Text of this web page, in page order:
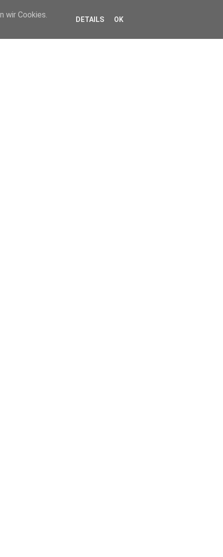
wir Cookies.
DETAILS OK